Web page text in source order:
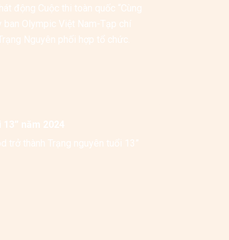
động Cuộc thi toàn quốc “Cùng
ban Olympic Việt Nam-Tạp chí
năm 2024
trở thành Trạng nguyên tuổi 13”